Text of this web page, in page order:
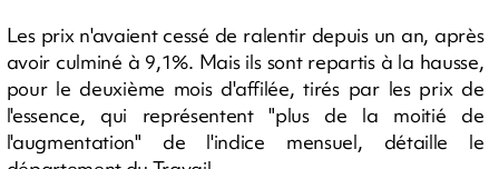
Les prix n'avaient cessé de ralentir depuis un an, après
avoir culminé à 9,1%. Mais ils sont repartis à la hausse,
pour le deuxième mois d'affilée, tirés par les prix de
l'essence, qui représentent "plus de la moitié de
l'augmentation" de l'indice mensuel, détaille le